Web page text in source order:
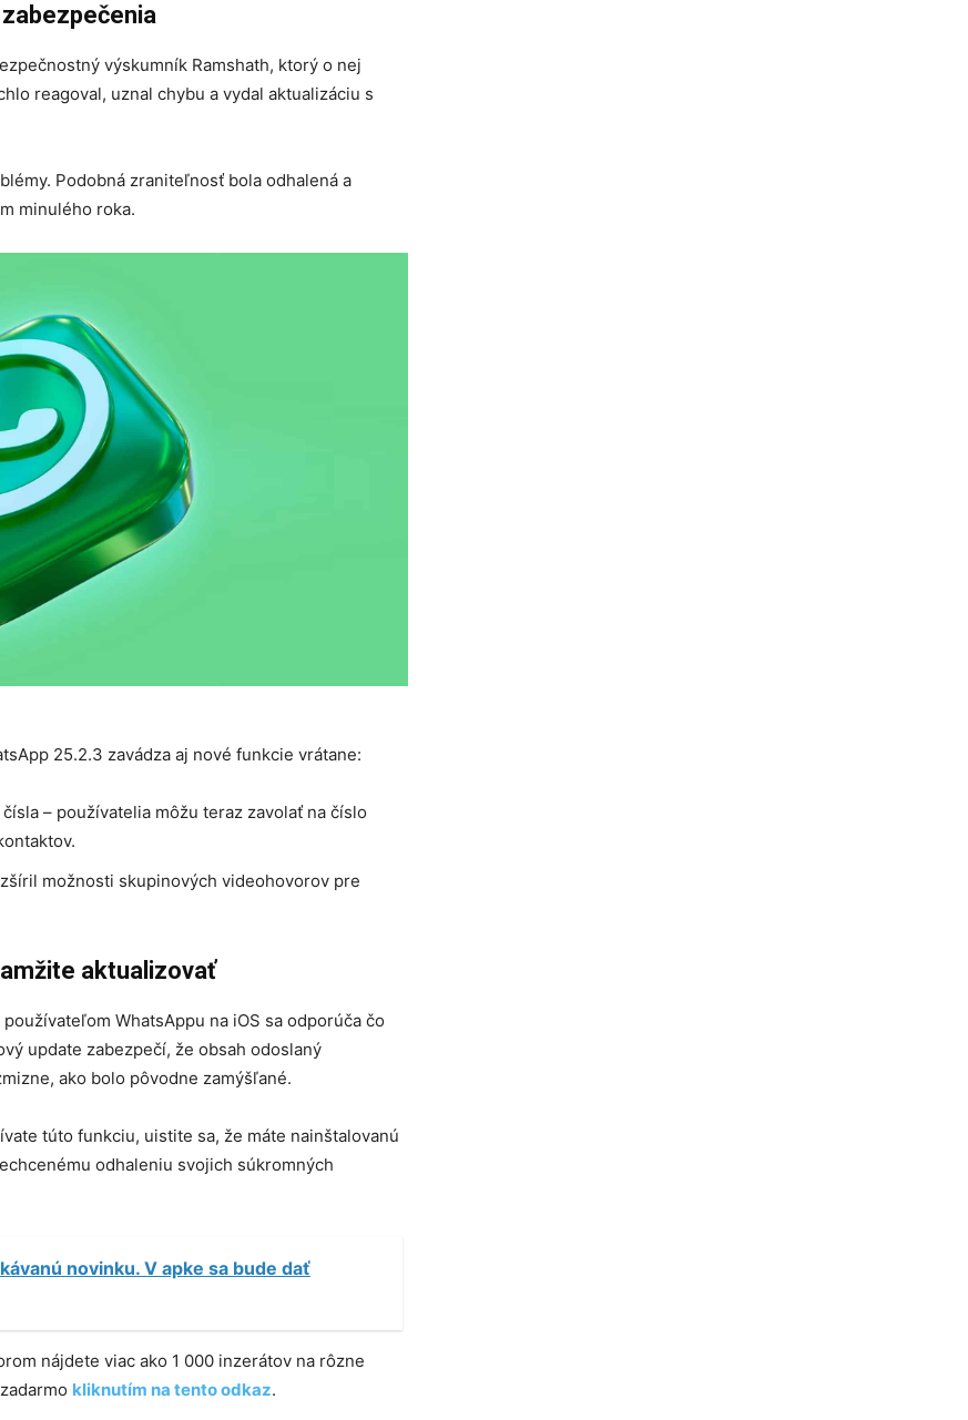
výskumník Ramshath, ktorý o nej
reagoval, uznal chybu a vydal aktualizáciu s
Podobná zraniteľnosť bola odhalená a
minulého roka.
25.2.3 zavádza aj nové funkcie vrátane:
– používatelia môžu teraz zavolať na číslo
možnosti skupinových videohovorov pre
aktualizovať
WhatsAppu na iOS sa odporúča čo
update zabezpečí, že obsah odoslaný
ako bolo pôvodne zamýšľané.
túto funkciu, uistite sa, že máte nainštalovanú
odhaleniu svojich súkromných
novinku. V apke sa bude dať
nájdete viac ako 1 000 inzerátov na rôzne
kliknutím na tento odkaz.